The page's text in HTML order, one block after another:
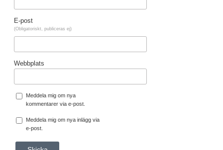
E-post
(Obligatoriskt, publiceras ej)
Webbplats
Meddela mig om nya
kommentarer via e-post.
Meddela mig om nya inlägg via
e-post.